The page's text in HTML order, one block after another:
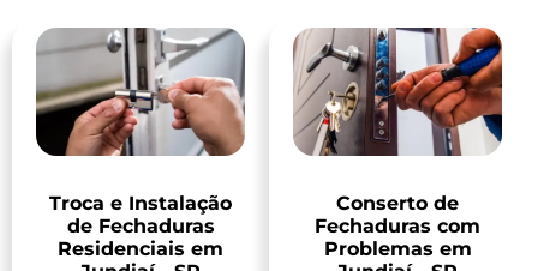
Troca e Instalação
de Fechaduras
Residenciais em
Conserto de
Fechaduras com
Problemas em